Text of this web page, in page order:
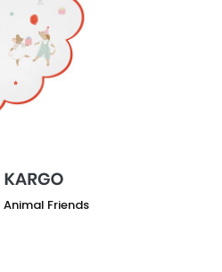
Friends